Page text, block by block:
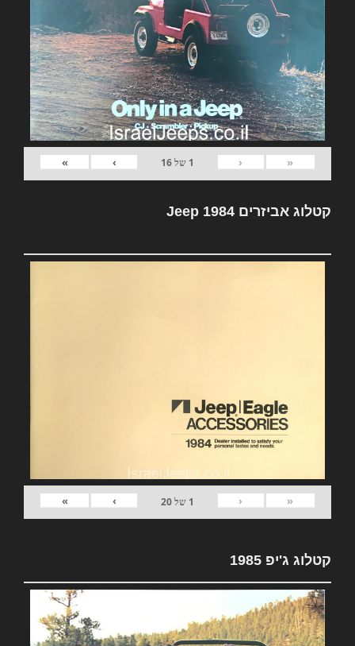
«
‹
1 של16
›
»
קטלוג אביזרים Jeep 1984
«
‹
1 של20
›
»
קטלוג ג'יפ 1985